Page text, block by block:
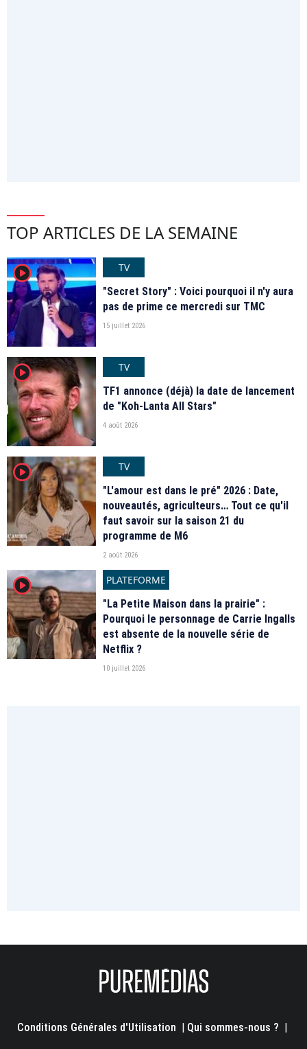
TOP ARTICLES DE LA SEMAINE
player2
TV
"Secret Story" : Voici pourquoi il n'y aura
pas de prime ce mercredi sur TMC
15 juillet 2026
player2
TV
TF1 annonce (déjà) la date de lancement
de "Koh-Lanta All Stars"
4 août 2026
player2
TV
"L'amour est dans le pré" 2026 : Date,
nouveautés, agriculteurs… Tout ce qu'il
faut savoir sur la saison 21 du
programme de M6
2 août 2026
player2
PLATEFORME
"La Petite Maison dans la prairie" :
Pourquoi le personnage de Carrie Ingalls
est absente de la nouvelle série de
Netflix ?
10 juillet 2026
Conditions Générales d'Utilisation Qui sommes-nous ?